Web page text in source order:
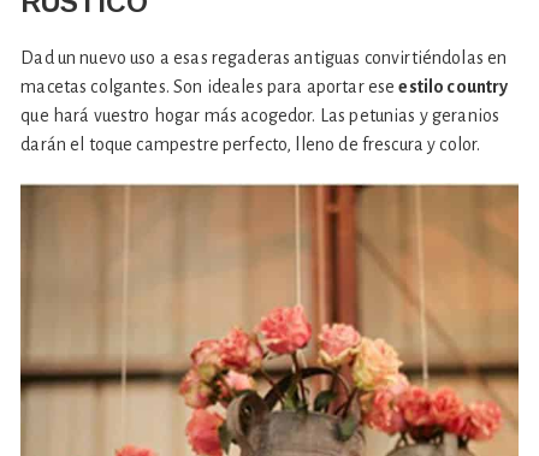
Dad un nuevo uso a esas regaderas antiguas convirtiéndolas en
macetas colgantes. Son ideales para aportar eseestilo country
que hará vuestro hogar más acogedor. Las petunias y geranios
darán el toque campestre perfecto, lleno de frescura y color.